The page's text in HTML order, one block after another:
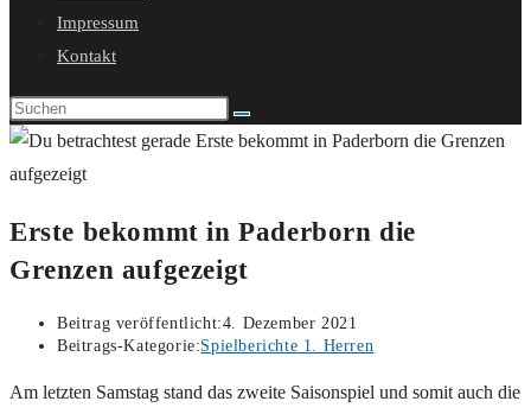
Impressum
Kontakt
Erste bekommt in Paderborn die
Grenzen aufgezeigt
Beitrag veröffentlicht:4. Dezember 2021
Beitrags-Kategorie:Spielberichte 1. Herren
Am letzten Samstag stand das zweite Saisonspiel und somit auch die